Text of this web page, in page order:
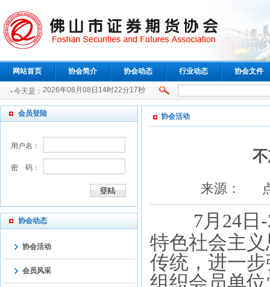
网站首页 协会简介 协会动态 行业动态 协会文件
今天是： 2026年08月08日14时22分17秒
会员登陆
用户名：
密 码：
协会动态
协会活动
会员风采
协会活动
来源： 点
7月24日
特色社会主
传统，进一
组织会员单